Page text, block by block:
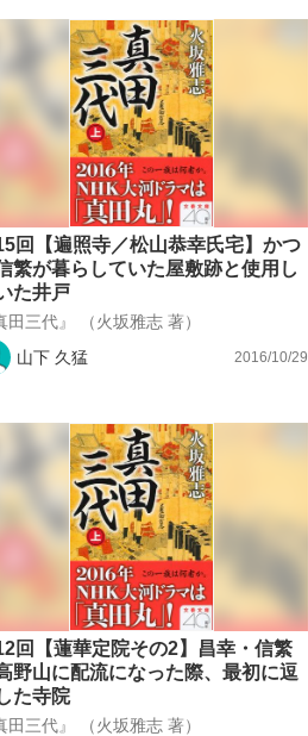
回【遍照寺／松山恭幸氏宅】かつ
繁が暮らしていた屋敷跡と使用し
た井戸
田三代』 （火坂雅志 著）
山下 久猛
2016/10/29
回【蓮華定院その2】昌幸・信繁
野山に配流になった際、最初に逗
た寺院
田三代』 （火坂雅志 著）